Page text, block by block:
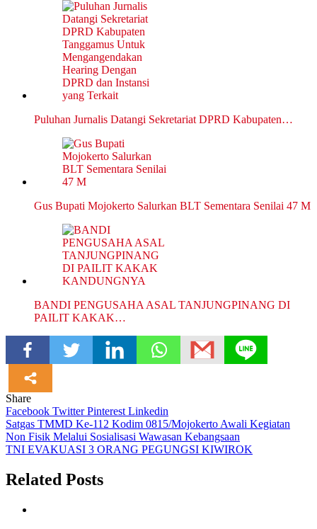
Puluhan Jurnalis Datangi Sekretariat DPRD Kabupaten…
Gus Bupati Mojokerto Salurkan BLT Sementara Senilai 47 M
BANDI PENGUSAHA ASAL TANJUNGPINANG DI
PAILIT KAKAK…
Share
Facebook TwitterPinterest Linkedin
Navigasi
pos
Satgas TMMD Ke-112 Kodim 0815/Mojokerto Awali Kegiatan
Non Fisik Melalui Sosialisasi Wawasan Kebangsaan
TNI EVAKUASI 3 ORANG PEGUNGSI KIWIROK
Related Posts